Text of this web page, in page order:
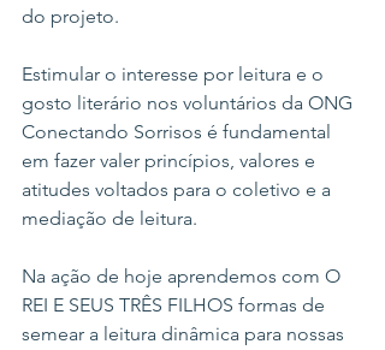
do projeto.
Estimular o interesse por leitura e o
gosto literário nos voluntários da ONG
Conectando Sorrisos é fundamental
em fazer valer princípios, valores e
atitudes voltados para o coletivo e a
mediação de leitura.
Na ação de hoje aprendemos com O
REI E SEUS TRÊS FILHOS formas de
semear a leitura dinâmica para nossas